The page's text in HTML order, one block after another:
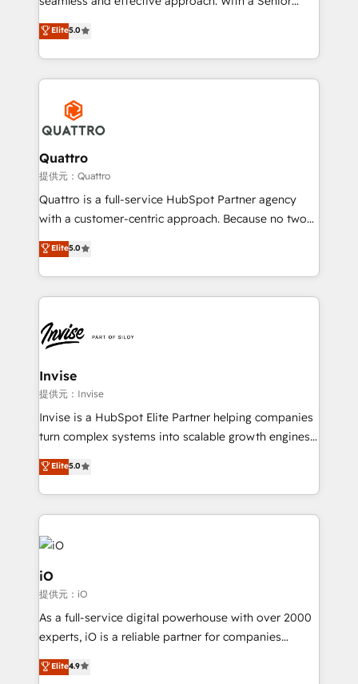
customer service. It's time to empower your teams
to create great customer experiences that generate
happen.
team that has 10+ years of experience in HubSpot,
we have a deep understanding of SaaS, Business
Services and E-commerce together with Retail. We
streamline and enhance your Sales, Marketing &
Service efforts, providing insights in your
commercial operations. We're good at RevOps,
automating and optimizing your marketing, sales &
service operations with AI, designing and building
your website, and we drive growth through Account-
Based Marketing, SEO, SEA and many other tactics.
No worries, we will advise you in which to deploy
brings us to our mission; to effectively guide as
much Benelux companies as possible to be
Elite5.0
Quattro
提供元：Quattro
Quattro is a full-service HubSpot Partner agency
with a customer-centric approach. Because no two
clients have the same needs, Quattro offer a
bespoke approach for every client. Services include
business growth strategies, sales enablement, CRM
set-up, Migrations, Integrations, Enterprise level
Ops Hub Software, inbound marketing strategy,
content strategies, branding, HubSpot CMS,
bespoke web apps and growth driven design
websites. Experienced in helping Global B2B
Manufacturers, Fintech, Professional Services, IT and
SaaS industries.
Elite5.0
Invise
提供元：Invise
Invise is a HubSpot Elite Partner helping companies
turn complex systems into scalable growth engines.
We combine strategy, technology and change
management to drive measurable results. As part of
the fast-growing Siloy Group, we unite more than
250+ HubSpot experts across Europe – ready to
build a CRM architecture optimized to support your
business goals. Talk to us if you’re looking to: -
Connect marketing, sales and operations around one
reliable source of truth - Unlock the full value of your
CRM and marketing data, not just implement a
system - Accelerate impact with a partner who
Elite5.0
iO
提供元：iO
As a full-service digital powerhouse with over 2000
experts, iO is a reliable partner for companies
looking to strengthen their position in the fields of
marketing, technology, content, strategy and
Elite4.9